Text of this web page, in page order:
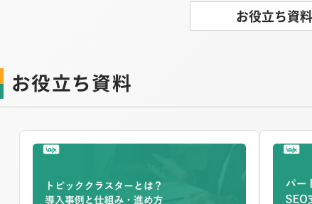
お役立ち資料
お役立ち資料